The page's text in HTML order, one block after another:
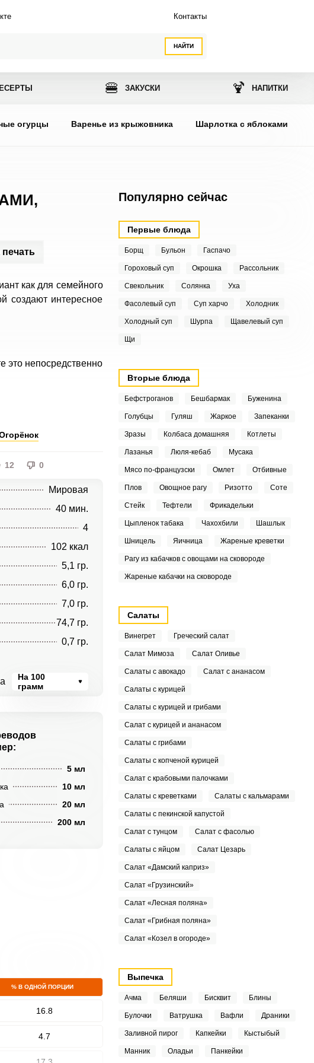
НАЙТИ
Контакты
🍔 ЗАКУСКИ 🍹 НАПИТКИ
огурцы Варенье из крыжовника Шарлотка с яблоками
печать
как для семейного
создают интересное
это непосредственно
12 0
Мировая
40 мин.
4
102 ккал
5,1 гр.
6,0 гр.
7,0 гр.
74,7 гр.
0,7 гр.
На 100
грамм
5 мл
10 мл
20 мл
200 мл
% В ОДНОЙ ПОРЦИИ
16.8
4.7
Популярно сейчас
Первые блюда
Борщ Бульон Гаспачо
Гороховый суп Окрошка Рассольник
Свекольник Солянка Уха
Фасолевый суп Суп харчо Холодник
Холодный суп Шурпа Щавелевый суп
Щи
Вторые блюда
Бефстроганов Бешбармак Буженина
Голубцы Гуляш Жаркое Запеканки
Зразы Колбаса домашняя Котлеты
Лазанья Люля-кебаб Мусака
Мясо по-французски Омлет Отбивные
Плов Овощное рагу Ризотто Соте
Стейк Тефтели Фрикадельки
Цыпленок табака Чахохбили Шашлык
Шницель Яичница Жареные креветки
Рагу из кабачков с овощами на сковороде
Жареные кабачки на сковороде
Салаты
Винегрет Греческий салат
Салат Мимоза Салат Оливье
Салаты с авокадо Салат с ананасом
Салаты с курицей
Салаты с курицей и грибами
Салат с курицей и ананасом
Салаты с грибами
Салаты с копченой курицей
Салат с крабовыми палочками
Салаты с креветками Салаты с кальмарами
Салаты с пекинской капустой
Салат с тунцом Салат с фасолью
Салаты с яйцом Салат Цезарь
Салат «Дамский каприз»
Салат «Грузинский»
Салат «Лесная поляна»
Салат «Грибная поляна»
Салат «Козел в огороде»
Выпечка
Ачма Беляши Бисквит Блины
Булочки Ватрушка Вафли Драники
Заливной пирог Капкейки Кыстыбый
Манник Оладьи Панкейки